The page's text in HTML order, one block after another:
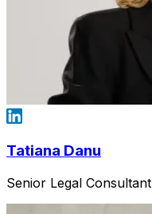
Tatiana Danu
Senior Legal Consultant